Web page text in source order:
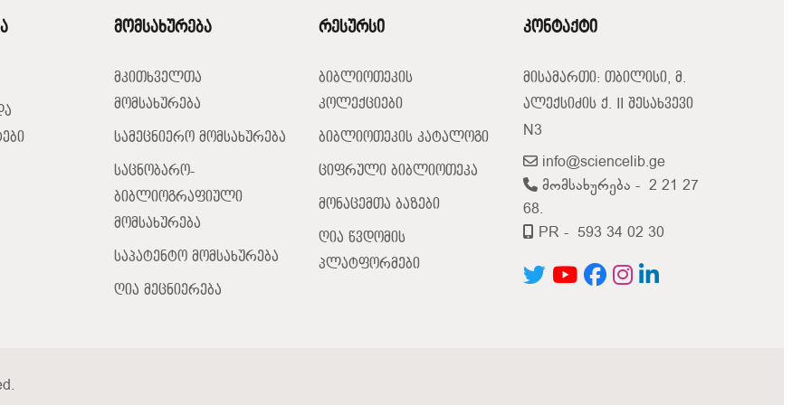
მომსახურება
მკითხველთა
მომსახურება
სამეცნიერო მომსახურება
საცნობარო-
ბიბლიოგრაფიული
მომსახურება
საპატენტო მომსახურება
ღია მეცნიერება
რესურსი
ბიბლიოთეკის
კოლექციები
ბიბლიოთეკის კატალოგი
ციფრული ბიბლიოთეკა
მონაცემთა ბაზები
ღია წვდომის
პლატფორმები
კონტაქტი
მისამართი: თბილისი, მ.
ალექსიძის ქ. II შესახვევი
N3
info@sciencelib.ge
მომსახურება - 2 21 27
68.
PR - 593 34 02 30